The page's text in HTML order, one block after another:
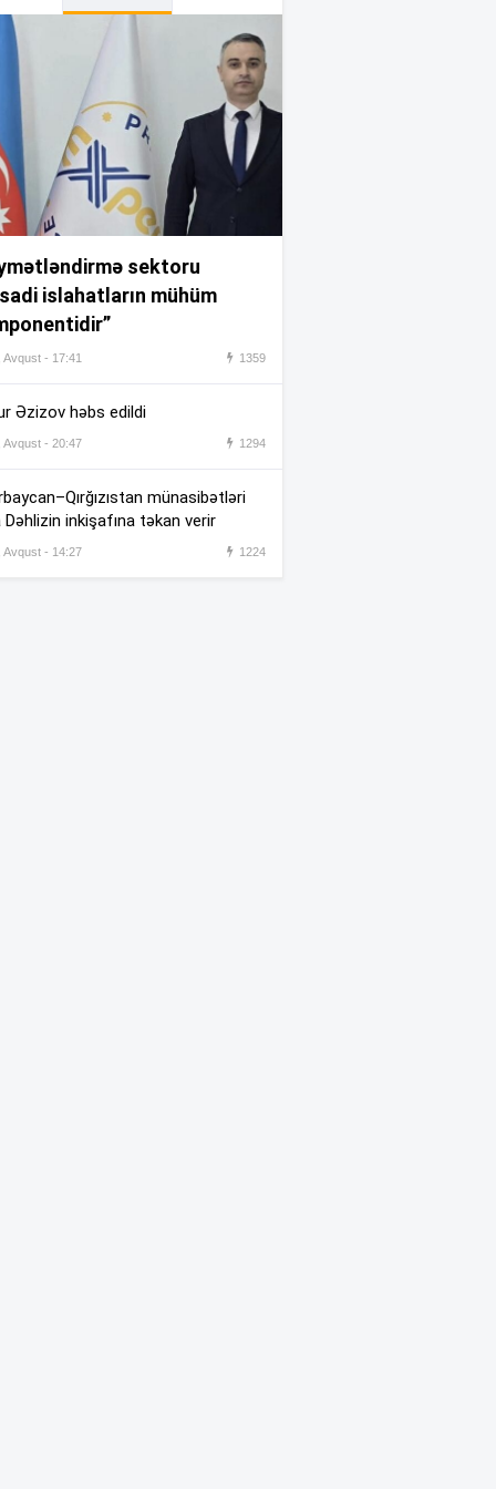
havası açıqlandı
Xanımının doğum günündə
vəfat edibmiş…
Azad edilmiş ərazilərdə turist
axını ən çox bu rayonlaradır
(ADLAR)
Ukrayna Rusiyanın “kölgə
donanması”nın 12 gəmisini
vurdu
Paşinyan İlham Əliyevə zəng
etdi
ABŞ Rusiyanı qorxudan
sistemin sınaqlarına başladı
sektoru
islahatların mühüm
Avqust - 17:41 1359
Əzizov həbs edildi
Avqust - 20:47 1294
münasibətləri
Dəhlizin inkişafına təkan verir
Avqust - 14:27 1224